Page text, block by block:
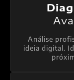
Análise
ideia digital.